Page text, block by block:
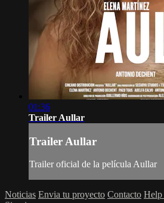
01:36
Trailer Aullar
Trailer Aullar
Trailer oficial de la película Aullar
Noticias Envia tu proyecto Contacto Help